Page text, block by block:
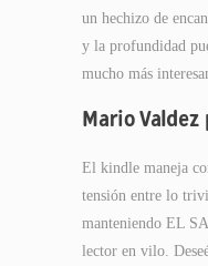
un hechizo de
y la profundidad
mucho más
Mario
El kindle maneja
tensión entre lo
manteniendo EL
lector en vilo.